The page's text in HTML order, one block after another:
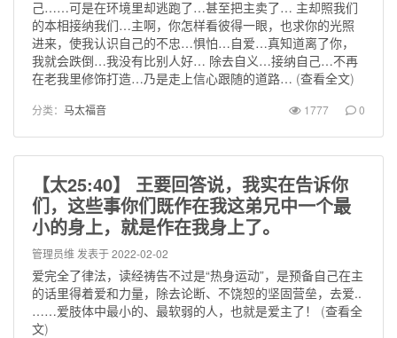
己……可是在环境里却逃跑了…甚至把主卖了… 主却照我们
的本相接纳我们…主啊，你怎样看彼得一眼，也求你的光照
进来，使我认识自己的不忠…惧怕…自爱…真知道离了你，
我就会跌倒…我没有比别人好… 除去自义…接纳自己…不再
在老我里修饰打造…乃是走上信心跟随的道路… (查看全文)
分类： 马太福音 1777 0
【太25:40】 王要回答说，我实在告诉你
们，这些事你们既作在我这弟兄中一个最
小的身上，就是作在我身上了。
管理员维 发表于 2022-02-02
爱完全了律法，读经祷告不过是“热身运动”，是预备自己在主
的话里得着爱和力量，除去论断、不饶恕的坚固营垒，去爱..
……爱肢体中最小的、最软弱的人，也就是爱主了！
(查看全
文)